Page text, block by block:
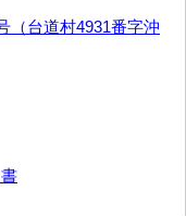
台道村4931番字沖